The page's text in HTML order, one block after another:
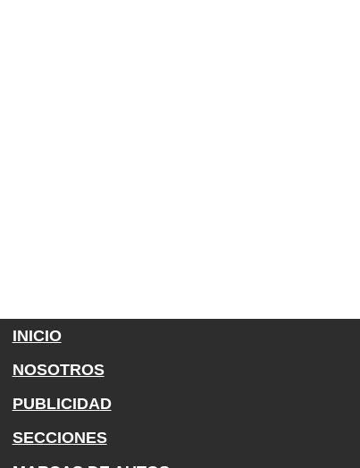
INICIO
NOSOTROS
PUBLICIDAD
SECCIONES